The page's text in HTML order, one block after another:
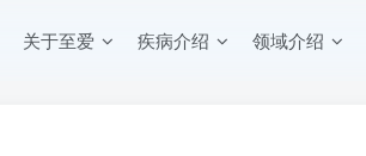
关于至爱 疾病介绍 领域介绍